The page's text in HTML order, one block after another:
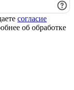
согласие
об обработке